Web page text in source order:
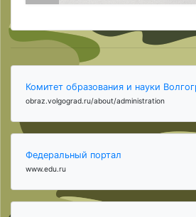
Комитет образования и науки
obraz.volgograd.ru/about/administration
Федеральный портал
www.edu.ru